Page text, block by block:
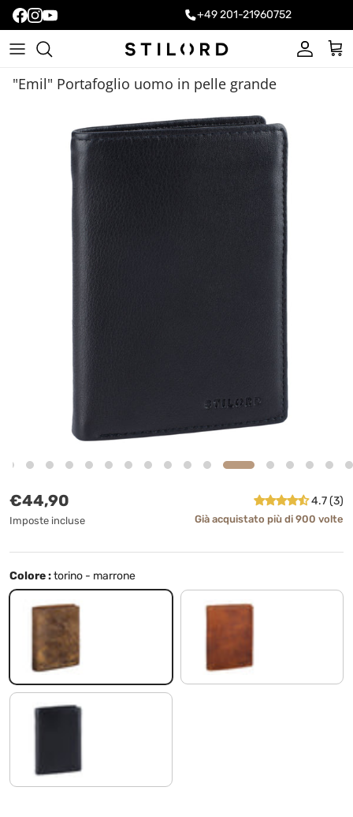
+49 201-21960752
Account
"Emil" Portafoglio uomo in pelle grande
Prezzo normale
€44,90
Imposte incluse
4.7 (3)
Già acquistato più di 900 volte
Colore :torino - marrone
torino - marrone prestige - marrone